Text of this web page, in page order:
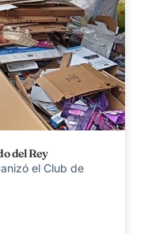
del Rey
el Club de